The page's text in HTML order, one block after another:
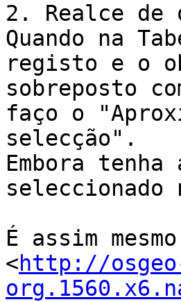
2. Realce de
Quando na
registo e o
sobreposto
faço o
selecção".
Embora
É assim
<http://